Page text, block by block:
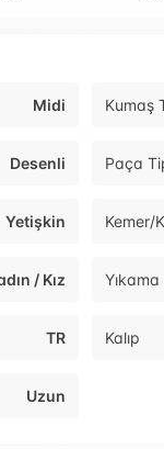
Midi Kumaş
Desenli Paça
Yetişkin Kemer/
/ Kız Yıkama
TR Kalıp
Uzun